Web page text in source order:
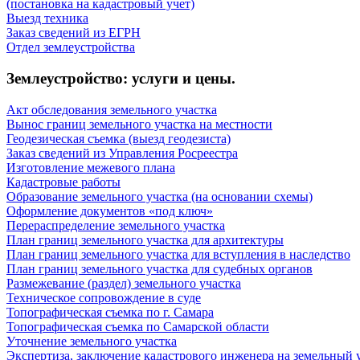
(постановка на кадастровый учет)
Выезд техника
Заказ сведений из ЕГРН
Отдел землеустройства
Землеустройство: услуги и цены.
Акт обследования земельного участка
Вынос границ земельного участка на местности
Геодезическая съемка (выезд геодезиста)
Заказ сведений из Управления Росреестра
Изготовление межевого плана
Кадастровые работы
Образование земельного участка (на основании схемы)
Оформление документов «под ключ»
Перераспределение земельного участка
План границ земельного участка для архитектуры
План границ земельного участка для вступления в наследство
План границ земельного участка для судебных органов
Размежевание (раздел) земельного участка
Техническое сопровождение в суде
Топографическая съемка по г. Самара
Топографическая съемка по Самарской области
Уточнение земельного участка
Экспертиза, заключение кадастрового инженера на земельный